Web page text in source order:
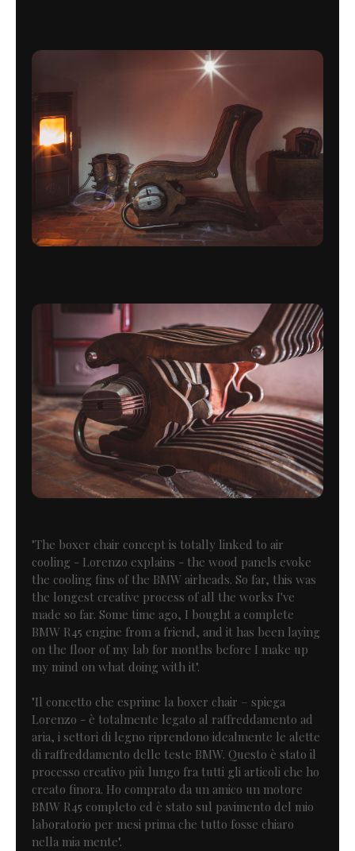
"The boxer chair concept is totally linked to air
cooling - Lorenzo explains - the wood panels evoke
the cooling fins of the BMW airheads. So far, this was
the longest creative process of all the works I've
made so far. Some time ago, I bought a complete
BMW R45 engine from a friend, and it has been laying
on the floor of my lab for months before I make up
my mind on what doing with it".
"Il concetto che esprime la boxer chair – spiega
Lorenzo - è totalmente legato al raffreddamento ad
aria, i settori di legno riprendono idealmente le alette
di raffreddamento delle teste BMW. Questo è stato il
processo creativo più lungo fra tutti gli articoli che ho
creato finora. Ho comprato da un amico un motore
BMW R45 completo ed è stato sul pavimento del mio
laboratorio per mesi prima che tutto fosse chiaro
nella mia mente".